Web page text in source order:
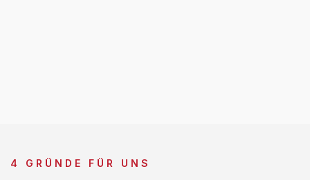
4 GRÜNDE FÜR UNS